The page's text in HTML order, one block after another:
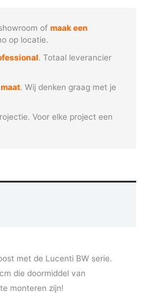
ofmaak een
op locatie.
. Totaal leverancier
. Wij denken graag met je
Voor elke project een
met de Lucenti BW serie.
die doormiddel van
monteren zijn!